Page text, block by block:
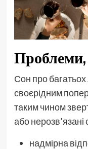
Проблеми,
Сон про
своєрідним
таким чином
або нерозв’язані
надмірна